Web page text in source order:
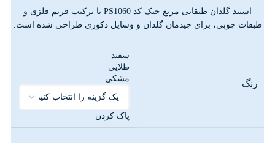
استند گلدان طبقاتی مربع حبک کد PS1060 با ترکیب فریم فلزی و
طبقات چوبی، برای چیدمان گلدان و وسایل دکوری طراحی شده است.
رنگ
سفید
طلایی
مشکی
پاک کردن